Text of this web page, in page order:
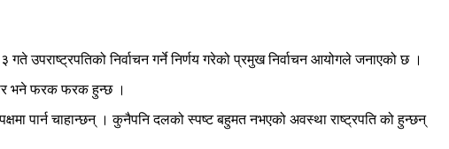
उपराष्ट्रपतिको निर्वाचन गर्ने निर्णय गरेको प्रमुख निर्वाचन आयोगले जनाएको छ ।
भने फरक फरक हुन्छ ।
पार्न चाहान्छन् । कुनैपनि दलको स्पष्ट बहुमत नभएको अवस्था राष्ट्रपति को हुन्छन्